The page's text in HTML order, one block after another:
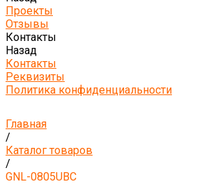
Проекты
Отзывы
Контакты
Назад
Контакты
Реквизиты
Политика конфиденциальности
Главная
/
Каталог товаров
/
GNL-0805UBC